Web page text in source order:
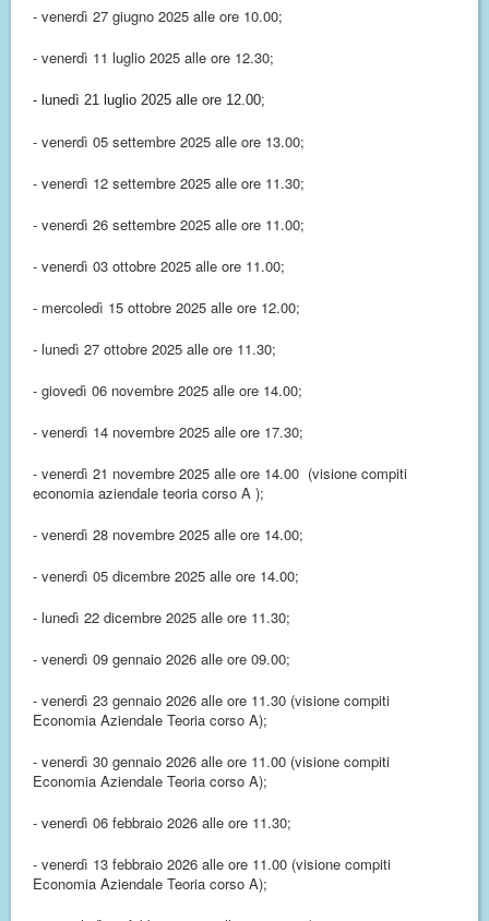
- venerdì 27 giugno 2025 alle ore 10.00;
- venerdì 11 luglio 2025 alle ore 12.30;
- lunedì 21 luglio 2025 alle ore 12.00;
- venerdì 05 settembre 2025 alle ore 13.00;
- venerdì 12 settembre 2025 alle ore 11.30;
- venerdì 26 settembre 2025 alle ore 11.00;
- venerdì 03 ottobre 2025 alle ore 11.00;
- mercoledì 15 ottobre 2025 alle ore 12.00;
- lunedì 27 ottobre 2025 alle ore 11.30;
- giovedì 06 novembre 2025 alle ore 14.00;
- venerdì 14 novembre 2025 alle ore 17.30;
- venerdì 21 novembre 2025 alle ore 14.00 (visione compiti
economia aziendale teoria corso A );
- venerdì 28 novembre 2025 alle ore 14.00;
- venerdì 05 dicembre 2025 alle ore 14.00;
- lunedì 22 dicembre 2025 alle ore 11.30;
- venerdì 09 gennaio 2026 alle ore 09.00;
- venerdì 23 gennaio 2026 alle ore 11.30 (visione compiti
Economia Aziendale Teoria corso A);
- venerdì 30 gennaio 2026 alle ore 11.00 (visione compiti
Economia Aziendale Teoria corso A);
- venerdì 06 febbraio 2026 alle ore 11.30;
- venerdì 13 febbraio 2026 alle ore 11.00 (visione compiti
Economia Aziendale Teoria corso A);